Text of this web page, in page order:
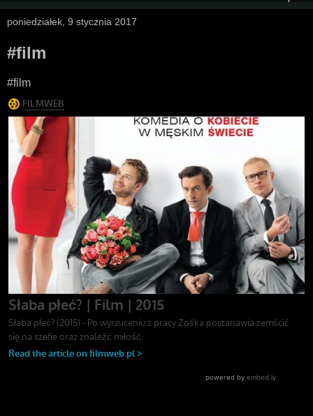
poniedziałek, 9 stycznia 2017
#film
#film